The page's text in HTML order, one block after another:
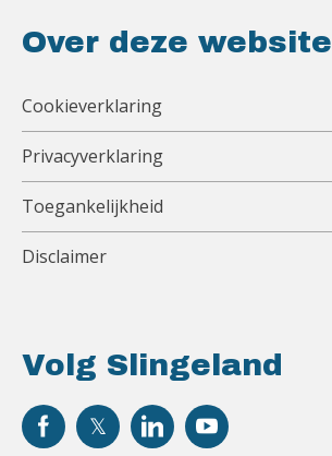
Volg Slingeland
Over deze website
Cookieverklaring
Privacyverklaring
Toegankelijkheid
Disclaimer